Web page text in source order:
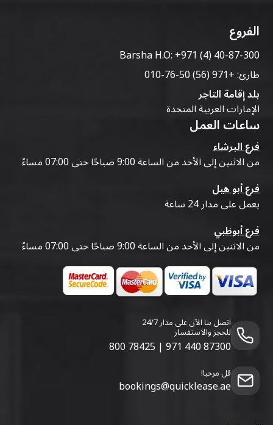
الفروع
Barsha H.O:+971 (4) 40-87-300
طارئ:+971 (56) 50-76-010
بلد إقامة التاجر
الإمارات العربية المتحدة
ساعات العمل
فرع البرشاء
من الاثنين إلى الأحد من الساعة 9:00 صباحًا حتى 07:00 مساءً
فرع أبو هيل
يعمل على مدار 24 ساعة
فرع أبوظبي
من الاثنين إلى الأحد من الساعة 9:00 صباحًا حتى 07:00 مساءً
اتصل بنا الآن على مدار 24/7
للحجز والاستفسار
800 78425 | 971 440 87300
قل مرحبا!
bookings@quicklease.ae